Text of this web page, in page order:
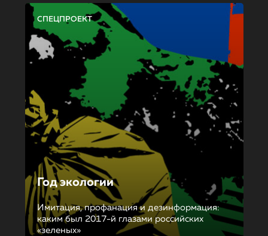
СПЕЦПРОЕКТ
Год экологии
Имитация, профанация и дезинформация:
каким был 2017-й глазами российских
«зеленых»